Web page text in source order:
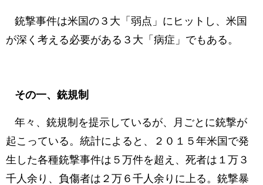
銃撃事件は米国の３大「弱点」にヒットし、米国
が深く考える必要がある３大「病症」でもある。
その一、銃規制
年々、銃規制を提示しているが、月ごとに銃撃が
起こっている。統計によると、２０１５年米国で発
生した各種銃撃事件は５万件を超え、死者は１万３
千人余り、負傷者は２万６千人余りに上る。銃撃暴